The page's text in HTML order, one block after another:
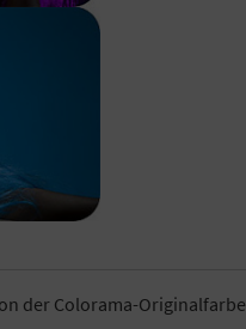
der Colorama-Originalfarbe